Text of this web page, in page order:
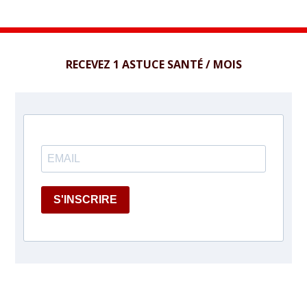
RECEVEZ 1 ASTUCE SANTÉ / MOIS
S'INSCRIRE